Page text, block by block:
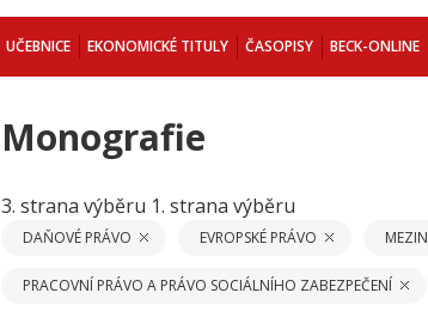
UČEBNICE EKONOMICKÉ TITULY ČASOPISY BECK-ONLINE
Monografie
3. strana výběru 1. strana výběru
DAŇOVÉ PRÁVO EVROPSKÉ PRÁVO
PRACOVNÍ PRÁVO A PRÁVO SOCIÁLNÍHO ZABEZPEČENÍ